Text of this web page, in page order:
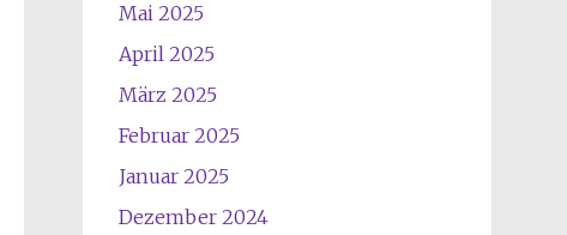
Mai 2025
April 2025
März 2025
Februar 2025
Januar 2025
Dezember 2024